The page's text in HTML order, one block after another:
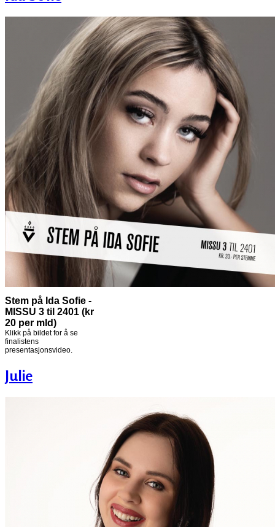
Stem på Ida Sofie -
MISSU 3 til 2401 (kr
20 per mld)
Klikk på bildet for å se
finalistens
presentasjonsvideo.
Julie